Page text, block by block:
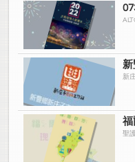
新
新
福
聖